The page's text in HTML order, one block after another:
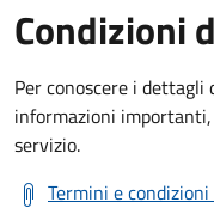
Condizioni
Per conoscere i
informazioni
servizio.
Termini e